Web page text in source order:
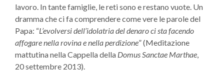
lavoro. In tante famiglie, le reti sono e restano vuote. Un
dramma che ci fa comprendere come vere le parole del
Papa: “L’evolversi dell’idolatria del denaro ci sta facendo
affogare nella rovina e nella perdizione” (Meditazione
mattutina nella Cappella della Domus Sanctae Marthae,
20 settembre 2013).